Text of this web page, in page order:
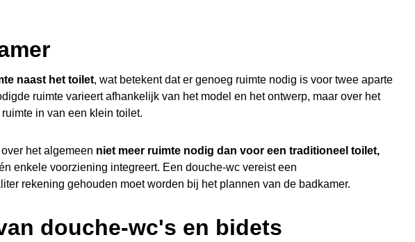
naast het toilet, wat betekent dat er genoeg ruimte nodig is voor twee aparte
ruimte varieert afhankelijk van het model en het ontwerp, maar over het
in van een klein toilet.
over het algemeen niet meer ruimte nodig dan voor een traditioneel toilet,
enkele voorziening integreert. Een douche-wc vereist een
rekening gehouden moet worden bij het plannen van de badkamer.
douche-wc's en bidets